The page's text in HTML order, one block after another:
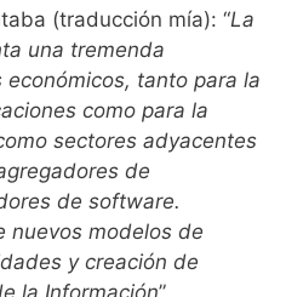
(traducción mía): “La
una tremenda
tanto para la
como para la
sectores adyacentes
de
de software.
nuevos modelos de
y creación de
la Información”